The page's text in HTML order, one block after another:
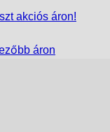
akciós áron!
áron